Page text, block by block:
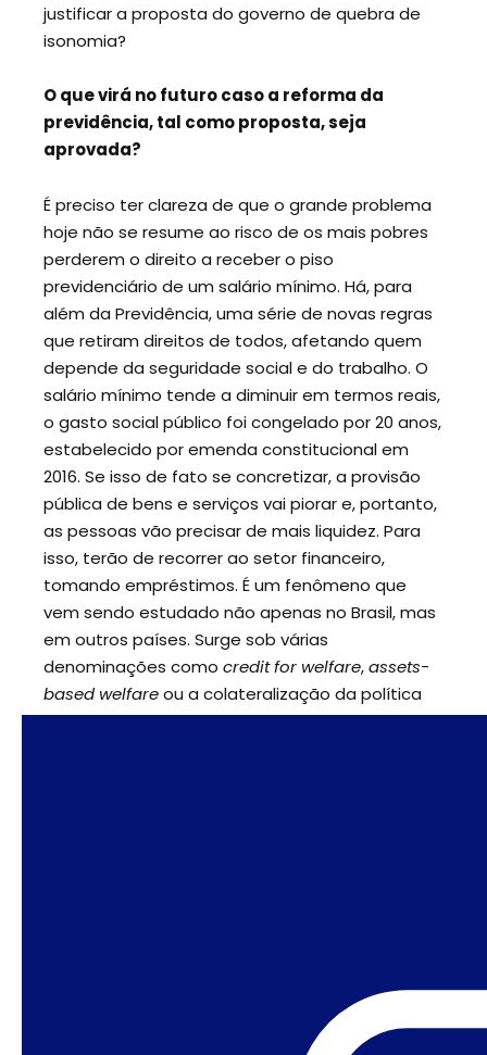
justificar a proposta do governo de quebra de
isonomia?
O que virá no futuro caso a reforma da
previdência, tal como proposta, seja
aprovada?
É preciso ter clareza de que o grande problema
hoje não se resume ao risco de os mais pobres
perderem o direito a receber o piso
previdenciário de um salário mínimo. Há, para
além da Previdência, uma série de novas regras
que retiram direitos de todos, afetando quem
depende da seguridade social e do trabalho. O
salário mínimo tende a diminuir em termos reais,
o gasto social público foi congelado por 20 anos,
estabelecido por emenda constitucional em
2016. Se isso de fato se concretizar, a provisão
pública de bens e serviços vai piorar e, portanto,
as pessoas vão precisar de mais liquidez. Para
isso, terão de recorrer ao setor financeiro,
tomando empréstimos. É um fenômeno que
vem sendo estudado não apenas no Brasil, mas
em outros países. Surge sob várias
denominações como credit for welfare,assets-
based welfareou a colateralização da política
social.
privilegiados vão se dar muito bem. Estão todos,
como eu já frisei, no setor financeiro. Todos